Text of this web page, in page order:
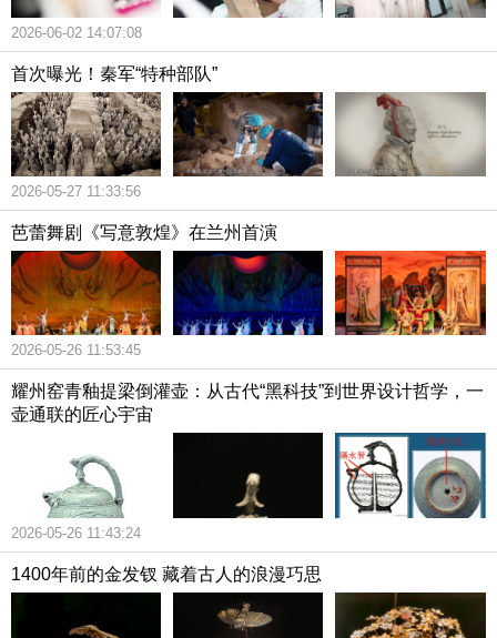
2026-06-02 14:07:08
首次曝光！秦军“特种部队”
2026-05-27 11:33:56
芭蕾舞剧《写意敦煌》在兰州首演
2026-05-26 11:53:45
耀州窑青釉提梁倒灌壶：从古代“黑科技”到世界设计哲学，一
壶通联的匠心宇宙
2026-05-26 11:43:24
1400年前的金发钗 藏着古人的浪漫巧思